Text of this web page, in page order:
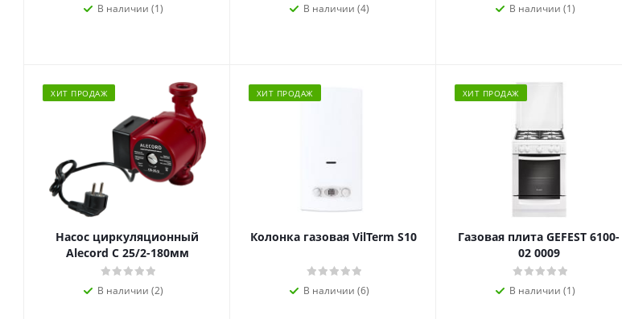
В наличии (1) В наличии (4) В наличии (1)
ХИТ ПРОДАЖ
Насос циркуляционный
Alecord C 25/2-180мм
В наличии (2)
ХИТ ПРОДАЖ
Колонка газовая VilTerm S10
В наличии (6)
ХИТ ПРОДАЖ
Газовая плита GEFEST 6100-
02 0009
В наличии (1)